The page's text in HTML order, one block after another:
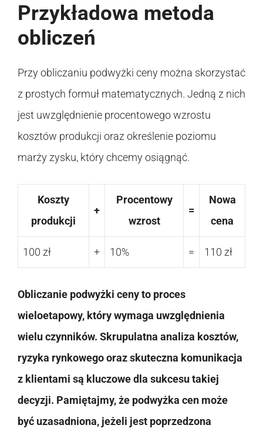
Przykładowa metoda
obliczeń
Przy obliczaniu podwyżki ceny można skorzystać
z prostych formuł matematycznych. Jedną z nich
jest uwzględnienie procentowego wzrostu
kosztów produkcji oraz określenie poziomu
marży zysku, który chcemy osiągnąć.
Koszty
produkcji
+
Procentowy
wzrost
=
Nowa
cena
100 zł + 10% = 110 zł
Obliczanie podwyżki ceny to proces
wieloetapowy, który wymaga uwzględnienia
wielu czynników. Skrupulatna analiza kosztów,
ryzyka rynkowego oraz skuteczna komunikacja
z klientami są kluczowe dla sukcesu takiej
decyzji. Pamiętajmy, że podwyżka cen może
być uzasadniona, jeżeli jest poprzedzona